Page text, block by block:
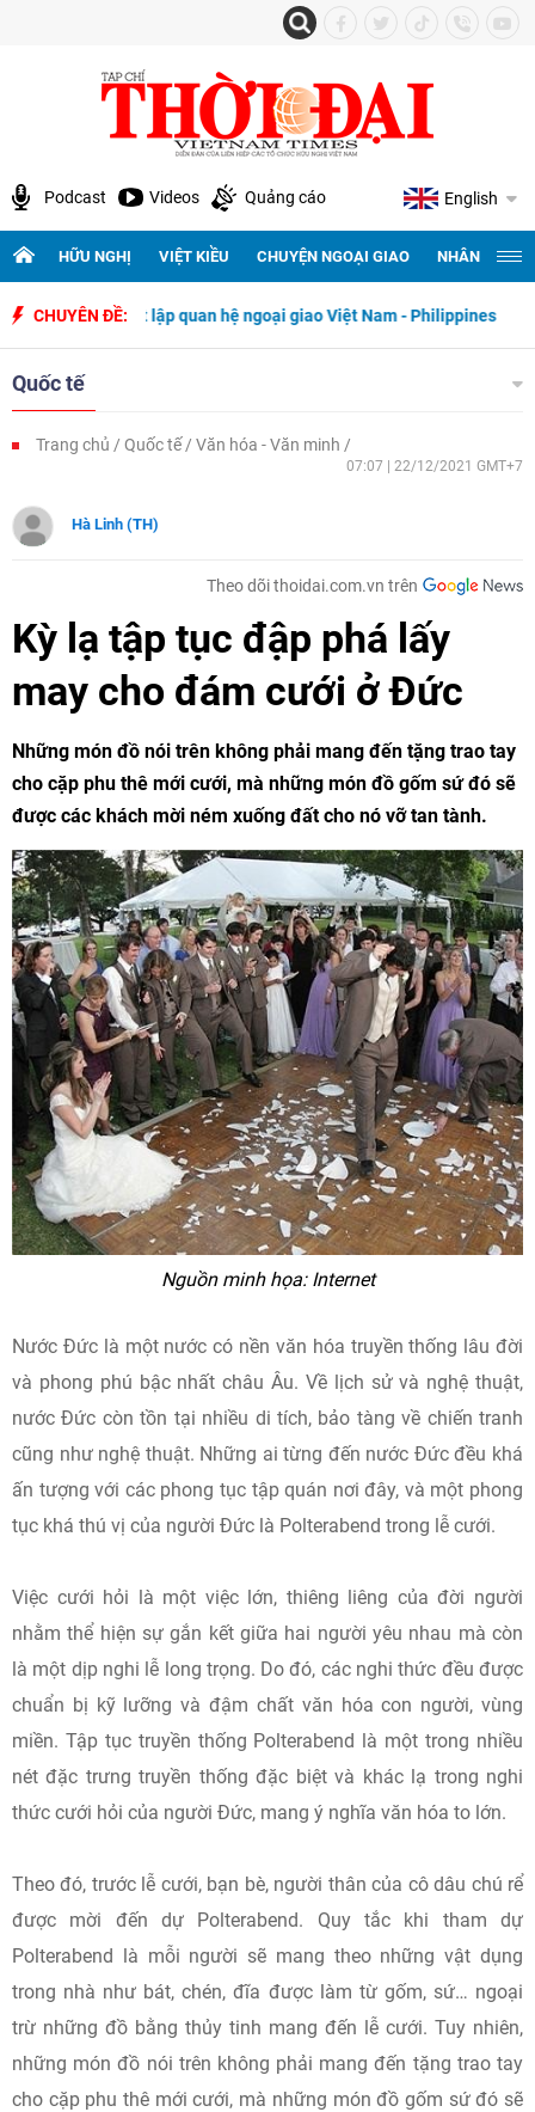
Podcast Videos Quảng cáo English
HỮU NGHỊ VIỆT KIỀU CHUYỆN NGOẠI GIAO NHÂN
CHUYÊN ĐỀ:
thiết lập quan hệ ngoại giao Việt Nam - Philippines 500 ngày
Quốc tế
Trang chủ Quốc tế Văn hóa - Văn minh
07:07 | 22/12/2021 GMT+7
Hà Linh (TH)
Theo dõi thoidai.com.vn trên
Kỳ lạ tập tục đập phá lấy
may cho đám cưới ở Đức
Những món đồ nói trên không phải mang đến tặng trao tay
cho cặp phu thê mới cưới, mà những món đồ gốm sứ đó sẽ
được các khách mời ném xuống đất cho nó vỡ tan tành.
Nguồn minh họa: Internet
Nước Đức là một nước có nền văn hóa truyền thống lâu đời
và phong phú bậc nhất châu Âu. Về lịch sử và nghệ thuật,
nước Đức còn tồn tại nhiều di tích, bảo tàng về chiến tranh
cũng như nghệ thuật. Những ai từng đến nước Đức đều khá
ấn tượng với các phong tục tập quán nơi đây, và một phong
tục khá thú vị của người Đức là Polterabend trong lễ cưới.
Việc cưới hỏi là một việc lớn, thiêng liêng của đời người
nhằm thể hiện sự gắn kết giữa hai người yêu nhau mà còn
là một dịp nghi lễ long trọng. Do đó, các nghi thức đều được
chuẩn bị kỹ lưỡng và đậm chất văn hóa con người, vùng
miền. Tập tục truyền thống Polterabend là một trong nhiều
nét đặc trưng truyền thống đặc biệt và khác lạ trong nghi
thức cưới hỏi của người Đức, mang ý nghĩa văn hóa to lớn.
Theo đó, trước lễ cưới, bạn bè, người thân của cô dâu chú rể
được mời đến dự Polterabend. Quy tắc khi tham dự
Polterabend là mỗi người sẽ mang theo những vật dụng
trong nhà như bát, chén, đĩa được làm từ gốm, sứ… ngoại
trừ những đồ bằng thủy tinh mang đến lễ cưới. Tuy nhiên,
những món đồ nói trên không phải mang đến tặng trao tay
cho cặp phu thê mới cưới, mà những món đồ gốm sứ đó sẽ